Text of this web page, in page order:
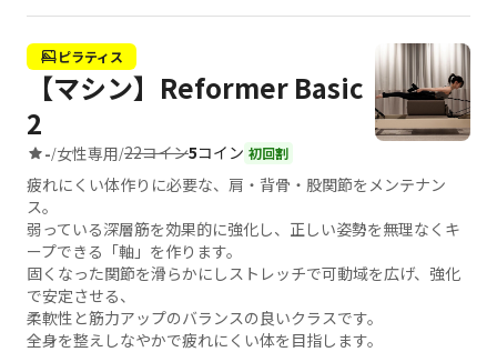
ピラティス
【マシン】Reformer Basic
2
-/女性専用/22コイン5コイン 初回割
疲れにくい体作りに必要な、肩・背骨・股関節をメンテナン
ス。
弱っている深層筋を効果的に強化し、正しい姿勢を無理なくキ
ープできる「軸」を作ります。
固くなった関節を滑らかにしストレッチで可動域を広げ、強化
で安定させる、
柔軟性と筋力アップのバランスの良いクラスです。
全身を整えしなやかで疲れにくい体を目指します。